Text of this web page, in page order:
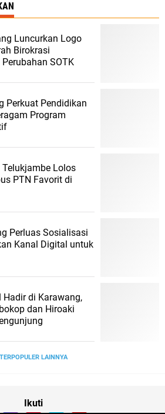
Luncurkan Logo
Birokrasi
SOTK
Perkuat Pendidikan
Program
Lolos
PTN Favorit di
Perluas Sosialisasi
Kanal Digital untuk
di Karawang,
dan Hiroaki
TERPOPULER LAINNYA
Ikuti